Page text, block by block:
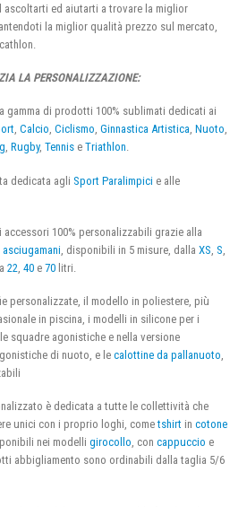
ascoltarti ed aiutarti a trovare la miglior
la miglior qualità prezzo sul mercato,
LA PERSONALIZZAZIONE:
gamma di prodotti 100% sublimati dedicati ai
, Calcio, Ciclismo, Ginnastica Artistica, Nuoto,
, Rugby, Tennis e Triathlon.
dedicata agli Sport Paralimpici e alle
100% personalizzabili grazie alla
asciugamani , disponibili in 5 misure, dalla XS S
22 40 e 70 litri.
personalizzate, il modello in poliestere, più
in piscina, i modelli in silicone per i
squadre agonistiche e nella versione
di nuoto, e le calottine da pallanuoto,
è dedicata a tutte le collettività che
unici con i proprio loghi, cometshirt in cotone
nei modelli girocollo, con cappuccio e
abbigliamento sono ordinabili dalla taglia 5/6